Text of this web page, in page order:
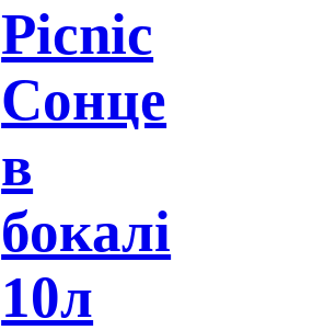
Picnic
Сонце
в
бокалі
10л